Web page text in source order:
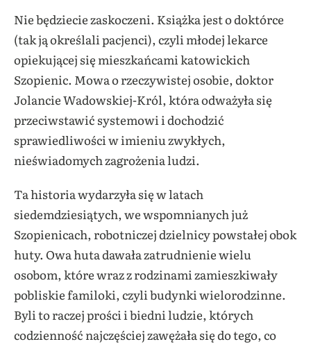
Nie będziecie zaskoczeni. Książka jest o doktórce
(tak ją określali pacjenci), czyli młodej lekarce
opiekującej się mieszkańcami katowickich
Szopienic. Mowa o rzeczywistej osobie, doktor
Jolancie Wadowskiej-Król, która odważyła się
przeciwstawić systemowi i dochodzić
sprawiedliwości w imieniu zwykłych,
nieświadomych zagrożenia ludzi.
Ta historia wydarzyła się w latach
siedemdziesiątych, we wspomnianych już
Szopienicach, robotniczej dzielnicy powstałej obok
huty. Owa huta dawała zatrudnienie wielu
osobom, które wraz z rodzinami zamieszkiwały
pobliskie familoki, czyli budynki wielorodzinne.
Byli to raczej prości i biedni ludzie, których
codzienność najczęściej zawężała się do tego, co